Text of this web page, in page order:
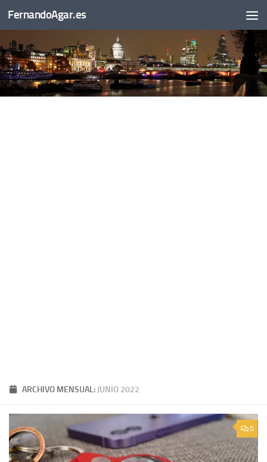
Saltar al contenido
FernandoAgar.es
ARCHIVO MENSUAL: JUNIO 2022
0